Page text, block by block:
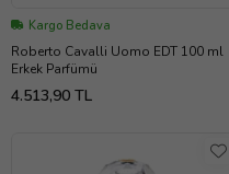
Kargo Bedava
Roberto Cavalli Uomo EDT 100 ml
Erkek Parfümü
4.513,90 TL